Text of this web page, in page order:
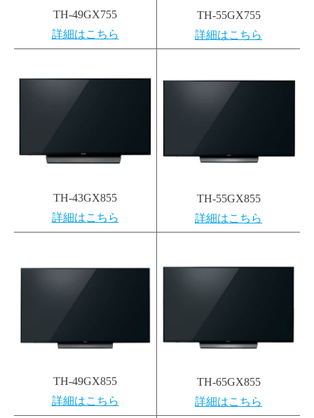
TH-49GX755
詳細はこちら
TH-55GX755
詳細はこちら
TH-43GX855
詳細はこちら
TH-55GX855
詳細はこちら
TH-49GX855
詳細はこちら
TH-65GX855
詳細はこちら